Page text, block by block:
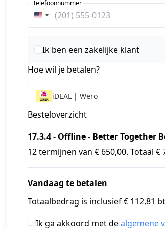
Verenigde
Staten
Telefoonnummer
Ik ben een zakelijke klant
Hoe wil je betalen?
iDEAL | Wero
Besteloverzicht
17.3.4 - Offline - Better Together
12 termijnen van € 650,00. Totaal €
Vandaag te betalen
Totaalbedrag is inclusief € 112,81
Ik ga akkoord met dealgemene